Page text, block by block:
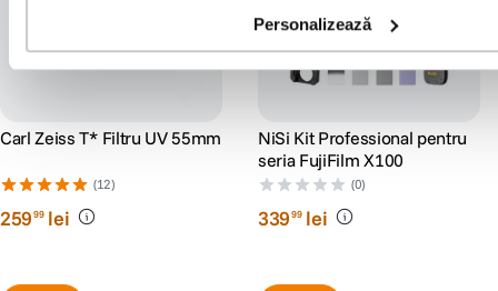
Personalizează
Carl Zeiss T* Filtru UV 55mm
(12)
25999 lei
NiSi Kit Professional pentru
seria FujiFilm X100
(0)
33999 lei